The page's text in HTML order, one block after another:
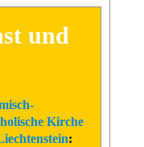
und
Kirche
: